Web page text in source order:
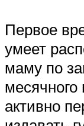
Первое
умеет
маму по
месячного
активно